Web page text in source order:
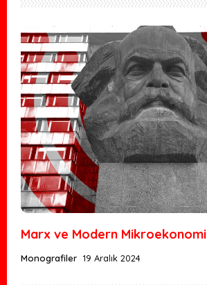
Marx ve Modern Mikroekonomi
Monografiler 19 Aralık 2024